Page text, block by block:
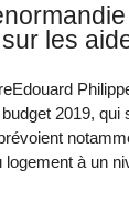
les
2019, qui
logement à un